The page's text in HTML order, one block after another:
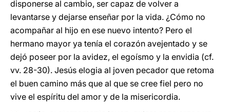
disponerse al cambio, ser capaz de volver a
levantarse y dejarse enseñar por la vida. ¿Cómo no
acompañar al hijo en ese nuevo intento? Pero el
hermano mayor ya tenía el corazón avejentado y se
dejó poseer por la avidez, el egoísmo y la envidia (cf.
vv. 28-30). Jesús elogia al joven pecador que retoma
el buen camino más que al que se cree fiel pero no
vive el espíritu del amor y de la misericordia.